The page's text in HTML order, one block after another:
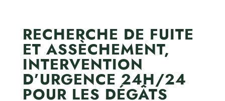
​RECHERCHE DE FUITE
ET ASSÈCHEMENT,
INTERVENTION
D’URGENCE 24H/24
POUR LES DÉGÂTS